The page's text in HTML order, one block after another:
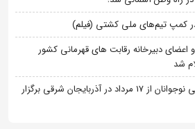
کمپ تیم‌های ملی کشتی (فیلم)
اعضای دبیرخانه رقابت های قهرمانی کشور
شد
اردوی تیم ملی کشتی ساحلی نوجوانان از 17 مرداد در آذربایجان شرقی برگزار